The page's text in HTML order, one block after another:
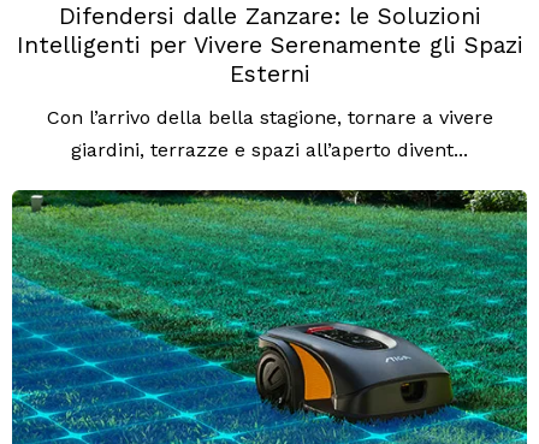
Difendersi dalle Zanzare: le Soluzioni
Intelligenti per Vivere Serenamente gli Spazi
Esterni
Con l’arrivo della bella stagione, tornare a vivere
giardini, terrazze e spazi all’aperto divent...